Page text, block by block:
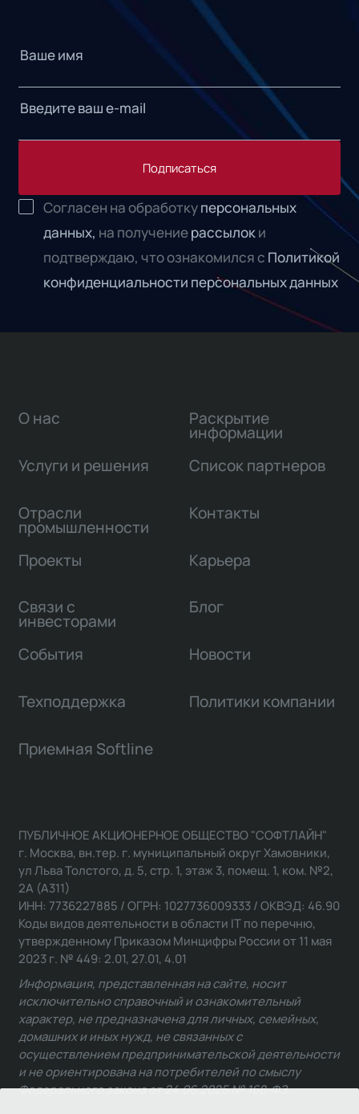
Подписаться
Согласен на обработкуперсональных
данных, на получениерассылоки
подтверждаю, что ознакомился с Политикой
конфиденциальности персональных данных
О нас
Услуги и решения
Отрасли
промышленности
Проекты
Связи с
инвесторами
Раскрытие
информации
Список партнеров
Контакты
Карьера
Блог
События Новости
Техподдержка Политики компании
Приемная Softline
ПУБЛИЧНОЕ АКЦИОНЕРНОЕ ОБЩЕСТВО "СОФТЛАЙН"
г. Москва, вн.тер. г. муниципальный округ Хамовники,
ул Льва Толстого, д. 5, стр. 1, этаж 3, помещ. 1, ком. №2,
2А (А311)
ИНН: 7736227885 / ОГРН: 1027736009333 / ОКВЭД: 46.90
Коды видов деятельности в области IT по перечню,
утвержденному Приказом Минцифры России от 11 мая
2023 г. № 449: 2.01, 27.01, 4.01
Информация, представленная на сайте, носит
исключительно справочный и ознакомительный
характер, не предназначена для личных, семейных,
домашних и иных нужд, не связанных с
осуществлением предпринимательской деятельности
и не ориентирована на потребителей по смыслу
Федерального закона от 24.06.2025 № 168-ФЗ.